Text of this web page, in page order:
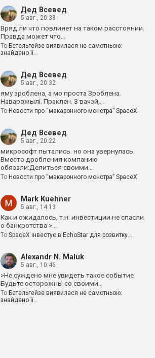
Дед Всевед
5 авг., 20:38
Вряд ли что повлияет на таком расстоянии.
Правда может что…
To Бетельгейзе виявилася не самотньою:
знайдено її…
Дед Всевед
5 авг., 20:32
яму зроблена, а мо проста Зроблена.
Наварожылі. Праклен. З вачэй,…
To Новости про “макаронного монстра” SpaceX
Дед Всевед
5 авг., 20:22
микрософт пытались. но она увернулась.
Вместо дробления компанию
обязали:Делиться своими…
To Новости про “макаронного монстра” SpaceX
Mark Kuehner
5 авг., 14:13
Как и ожидалось, т.н. инвестиции не спасли
о банкротства >…
To SpaceX інвестує в EchoStar для розвитку…
Alexandr N. Maluk
5 авг., 10:46
>Не суждено мне увидеть такое событие
Будьте осторожны со своими…
To Бетельгейзе виявилася не самотньою:
знайдено її…